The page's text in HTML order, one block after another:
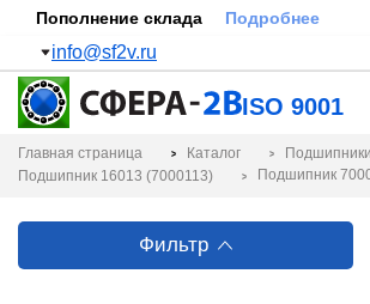
Пополнение склада Подробнее
info@sf2v.ru
ISO 9001
Главная страница Каталог
Подшипники
Подшипник 16013 (7000113)
Подшипник
Фильтр